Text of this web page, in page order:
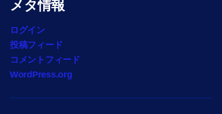
メタ情報
ログイン
投稿フィード
コメントフィード
WordPress.org